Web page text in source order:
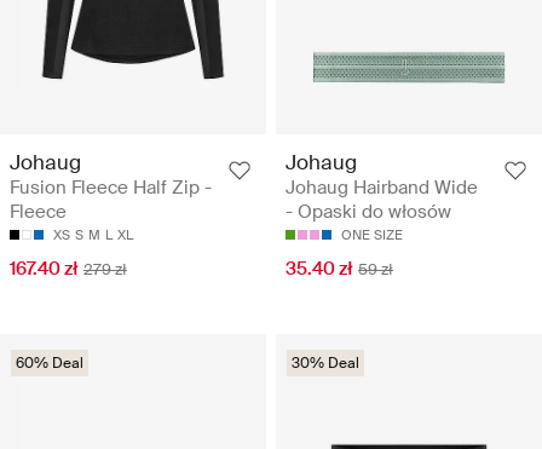
Johaug
Fusion Fleece Half Zip -
Fleece
XS S M L XL
167.40 zł 279 zł
Johaug
Johaug Hairband Wide
- Opaski do włosów
ONE SIZE
35.40 zł 59 zł
60% Deal 30% Deal